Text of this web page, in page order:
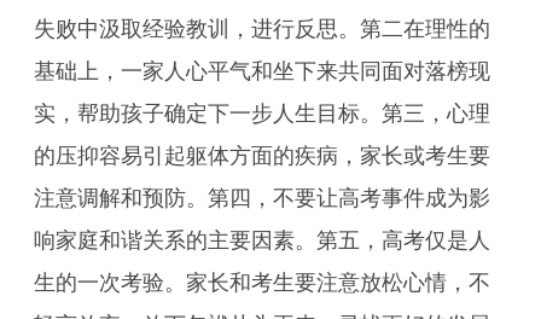
失败中汲取经验教训，进行反思。第二在理性的
基础上，一家人心平气和坐下来共同面对落榜现
实，帮助孩子确定下一步人生目标。第三，心理
的压抑容易引起躯体方面的疾病，家长或考生要
注意调解和预防。第四，不要让高考事件成为影
响家庭和谐关系的主要因素。第五，高考仅是人
生的一次考验。家长和考生要注意放松心情，不